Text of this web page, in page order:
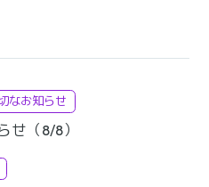
なお知らせ
せ（8/8）